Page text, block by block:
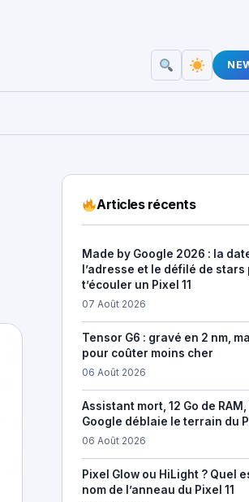
Articles récents
Made by Google 2026 : la
l’adresse et le défilé de stars
t’écouler un Pixel 11
07 Août 2026
Tensor G6 : gravé en 2 nm,
pour coûter moins cher
06 Août 2026
Assistant mort, 12 Go de RAM,
Google déblaie le terrain du
06 Août 2026
Pixel Glow ou HiLight ? Quel
nom de l’anneau du Pixel 11